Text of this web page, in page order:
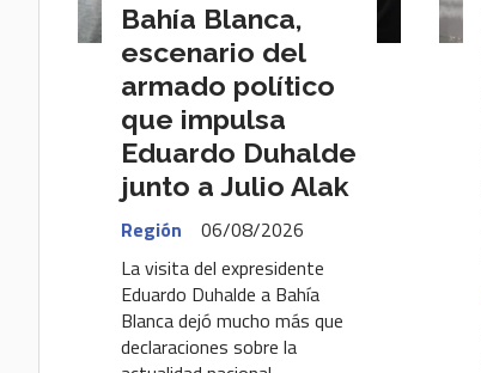
Bahía Blanca,
escenario del
armado político
que impulsa
Eduardo Duhalde
junto a Julio Alak
Región
06/08/2026
La visita del expresidente
Eduardo Duhalde a Bahía
Blanca dejó mucho más que
declaraciones sobre la